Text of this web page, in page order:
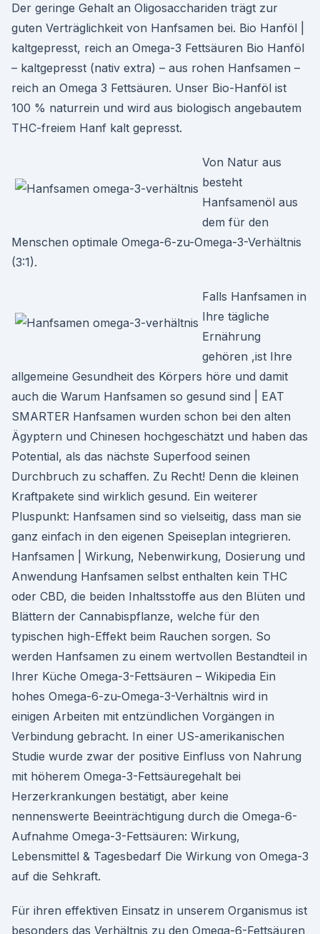
Der geringe Gehalt an Oligosacchariden trägt zur
guten Verträglichkeit von Hanfsamen bei. Bio Hanföl |
kaltgepresst, reich an Omega-3 Fettsäuren Bio Hanföl
– kaltgepresst (nativ extra) – aus rohen Hanfsamen –
reich an Omega 3 Fettsäuren. Unser Bio-Hanföl ist
100 % naturrein und wird aus biologisch angebautem
THC-freiem Hanf kalt gepresst.
Von Natur aus
besteht
Hanfsamenöl aus
dem für den
Menschen optimale Omega-6-zu-Omega-3-Verhältnis
(3:1).
Falls Hanfsamen in
Ihre tägliche
Ernährung
gehören ,ist Ihre
allgemeine Gesundheit des Körpers höre und damit
auch die Warum Hanfsamen so gesund sind | EAT
SMARTER Hanfsamen wurden schon bei den alten
Ägyptern und Chinesen hochgeschätzt und haben das
Potential, als das nächste Superfood seinen
Durchbruch zu schaffen. Zu Recht! Denn die kleinen
Kraftpakete sind wirklich gesund. Ein weiterer
Pluspunkt: Hanfsamen sind so vielseitig, dass man sie
ganz einfach in den eigenen Speiseplan integrieren.
Hanfsamen | Wirkung, Nebenwirkung, Dosierung und
Anwendung Hanfsamen selbst enthalten kein THC
oder CBD, die beiden Inhaltsstoffe aus den Blüten und
Blättern der Cannabispflanze, welche für den
typischen high-Effekt beim Rauchen sorgen. So
werden Hanfsamen zu einem wertvollen Bestandteil in
Ihrer Küche Omega-3-Fettsäuren – Wikipedia Ein
hohes Omega-6-zu-Omega-3-Verhältnis wird in
einigen Arbeiten mit entzündlichen Vorgängen in
Verbindung gebracht. In einer US-amerikanischen
Studie wurde zwar der positive Einfluss von Nahrung
mit höherem Omega-3-Fettsäuregehalt bei
Herzerkrankungen bestätigt, aber keine
nennenswerte Beeinträchtigung durch die Omega-6-
Aufnahme Omega-3-Fettsäuren: Wirkung,
Lebensmittel & Tagesbedarf Die Wirkung von Omega-3
auf die Sehkraft.
Für ihren effektiven Einsatz in unserem Organismus ist
besonders das Verhältnis zu den Omega-6-Fettsäuren